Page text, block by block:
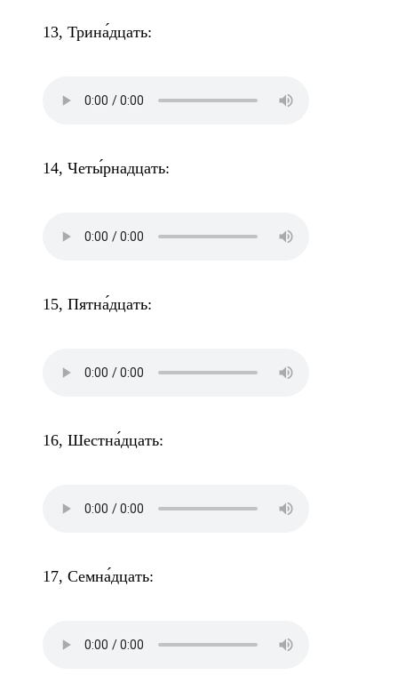
13, Трина́дцать:
14, Четы́рнадцать:
15, Пятна́дцать:
16, Шестна́дцать:
17, Семна́дцать: